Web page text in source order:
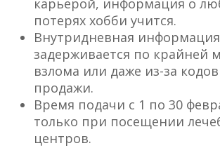
карьерой, информация о
потерях хобби учится.
Внутридневная информация
задерживается по крайней
взлома или даже из-за
продажи.
Время подачи с 1 по 30
только при посещении
центров.